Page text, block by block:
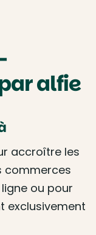
alfie
accroître les
commerces
ou pour
exclusivement